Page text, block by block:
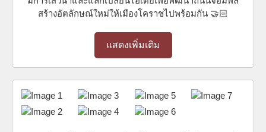
สร้างอัตลักษณ์ใหม่ให้เมืองโคราชไปพร้อมกัน 🤝🏻
แสดงเพิ่มเติม